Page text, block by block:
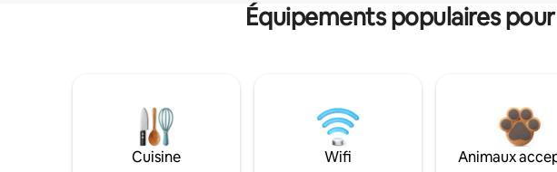
Équipements populaires
Cuisine Wifi Animaux